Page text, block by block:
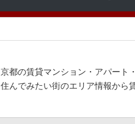
京都の賃貸マンション・アパート
住んでみたい街のエリア情報から